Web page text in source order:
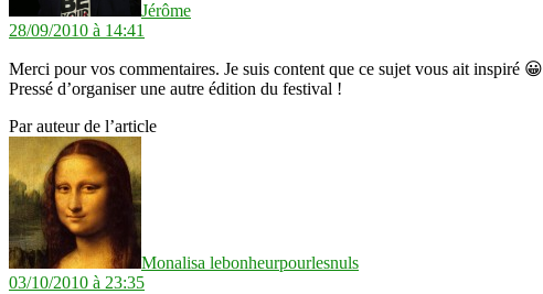
Jérôme
28/09/2010 à 14:41
Merci pour vos commentaires. Je suis content que ce sujet vous ait inspiré 😀
Pressé d’organiser une autre édition du festival !
Par auteur de l’article
Monalisa lebonheurpourlesnuls
03/10/2010 à 23:35